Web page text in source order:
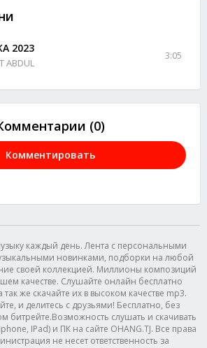
2023
ABDUL
3:05
(0)
Комментировать
каждый день. Лента с персональными
новинками, подборки на любой
своей коллекцией. Миллионы композиций
качестве. Слушайте онлайн бесплатно
же скачайте их в высоком качестве mp3.
и делитесь с друзьями! Бесплатно, без
битрейте.Возможность слушать и скачивать
IPad) и ПК на сайте OHANG.TJ. Все права
не несет ответственность за